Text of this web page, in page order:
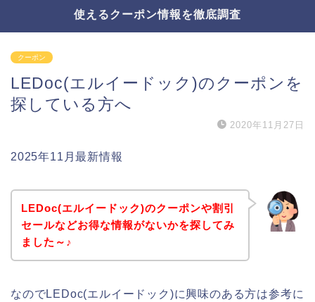
使えるクーポン情報を徹底調査
クーポン
LEDoc(エルイードック)のクーポンを
探している方へ
2020年11月27日
2025年11月最新情報
LEDoc(エルイードック)のクーポンや割引
セールなどお得な情報がないかを探してみ
ました～♪
なのでLEDoc(エルイードック)に興味のある方は参考に